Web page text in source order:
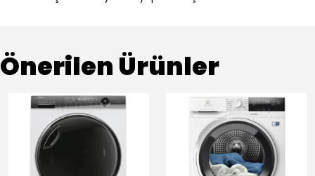
Önerilen Ürünler